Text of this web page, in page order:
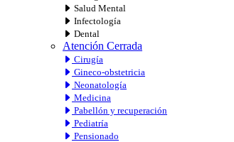
Salud Mental
Infectología
Dental
Atención Cerrada
Cirugía
Gineco-obstetricia
Neonatología
Medicina
Pabellón y recuperación
Pediatría
Pensionado